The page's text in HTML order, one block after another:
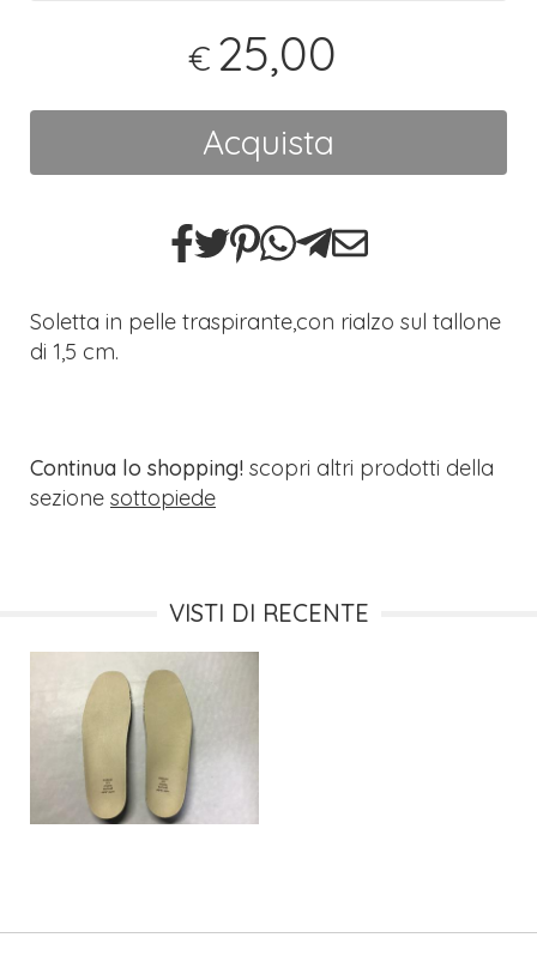
€ 25,00
Acquista
Soletta in pelle traspirante,con rialzo sul tallone
di 1,5 cm.
Continua lo shopping! scopri altri prodotti della
sezione sottopiede
VISTI DI RECENTE